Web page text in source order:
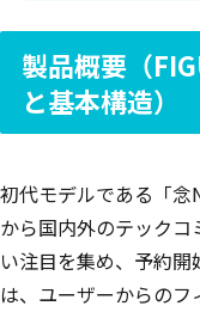
製品概要（
と基本構造）
初代モデルである「念
から国内外のテック
い注目を集め、予約
は、ユーザーからの